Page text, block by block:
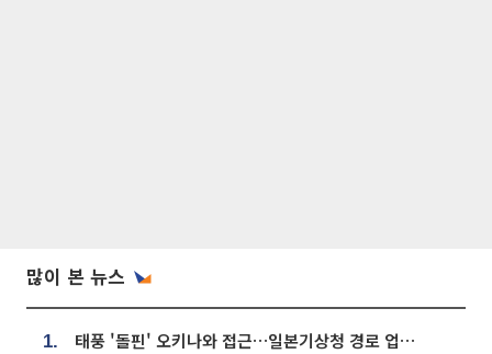
많이 본 뉴스
1. 태풍 '돌핀' 오키나와 접근…일본기상청 경로 업데이트